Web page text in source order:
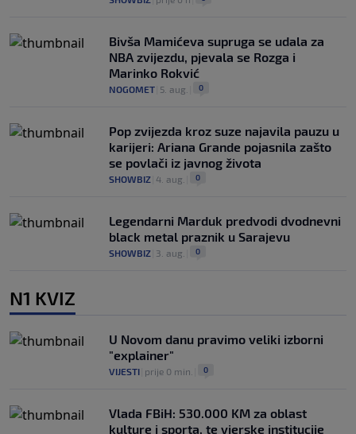
Bivša Mamićeva supruga se udala za
NBA zvijezdu, pjevala se Rozga i
Marinko Rokvić
NOGOMET 5. aug. 0
Pop zvijezda kroz suze najavila pauzu u
karijeri: Ariana Grande pojasnila zašto
se povlači iz javnog života
SHOWBIZ 4. aug. 0
Legendarni Marduk predvodi dvodnevni
black metal praznik u Sarajevu
SHOWBIZ 3. aug. 0
N1 KVIZ
U Novom danu pravimo veliki izborni
"explainer"
VIJESTI prije 0 min. 0
Vlada FBiH: 530.000 KM za oblast
kulture i sporta, te vjerske institucije